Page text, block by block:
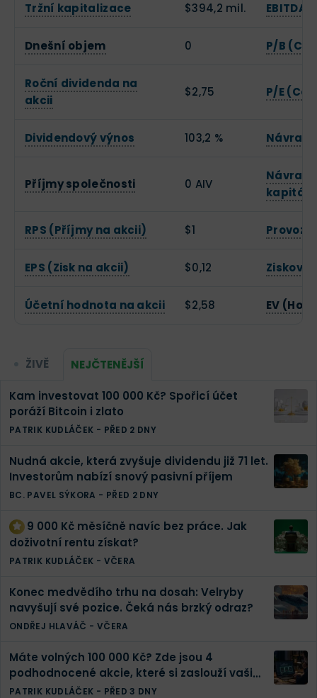
Tržní kapitalizace $394,2 mil. EBITDA
Dnešní objem 0 P/B
Roční dividenda na
akcii
$2,75 P/E
Dividendový výnos 103,2 %
Příjmy společnosti 0 AIV
kapitálu
RPS (Příjmy na akcii) $1
EPS (Zisk na akcii) $0,12 Zisková
Účetní hodnota na akcii $2,58 EV
ŽIVĚ NEJČTENĚJŠÍ
Kam investovat 100 000 Kč? Spořicí účet
poráží Bitcoin i zlato
PATRIK KUDLÁČEK - PŘED 2 DNY
Nudná akcie, která zvyšuje dividendu již 71 let.
Investorům nabízí snový pasivní příjem
BC. PAVEL SÝKORA - PŘED 2 DNY
9 000 Kč měsíčně navíc bez práce. Jak
doživotní rentu získat?
PATRIK KUDLÁČEK - VČERA
Konec medvědího trhu na dosah: Velryby
navyšují své pozice. Čeká nás brzký odraz?
ONDŘEJ HLAVÁČ - VČERA
Máte volných 100 000 Kč? Zde jsou 4
podhodnocené akcie, které si zaslouží vaši
pozornost
PATRIK KUDLÁČEK - PŘED 3 DNY